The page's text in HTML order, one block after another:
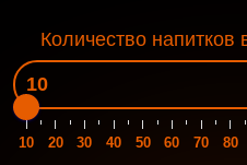
Количество напитков
10 20 30 40 50 60 70 80